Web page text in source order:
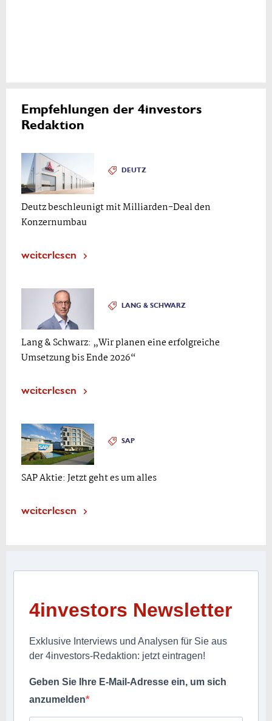
Empfehlungen der 4investors
Redaktion
DEUTZ
Deutz beschleunigt mit Milliarden-Deal den
Konzernumbau
weiterlesen
LANG & SCHWARZ
Lang & Schwarz: „Wir planen eine erfolgreiche
Umsetzung bis Ende 2026“
weiterlesen
SAP
SAP Aktie: Jetzt geht es um alles
weiterlesen
4investors Newsletter
Exklusive Interviews und Analysen für Sie aus
der 4investors-Redaktion: jetzt eintragen!
Geben Sie Ihre E-Mail-Adresse ein, um sich
anzumelden